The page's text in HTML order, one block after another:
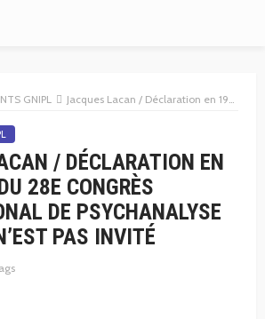
GNIPL Jacques Lacan / Déclaration en 1973 lors du 28e Congrès International de Psychanalyse auquel il n’est pas invité
/ DÉCLARATION EN
28E CONGRÈS
DE PSYCHANALYSE
PAS INVITÉ